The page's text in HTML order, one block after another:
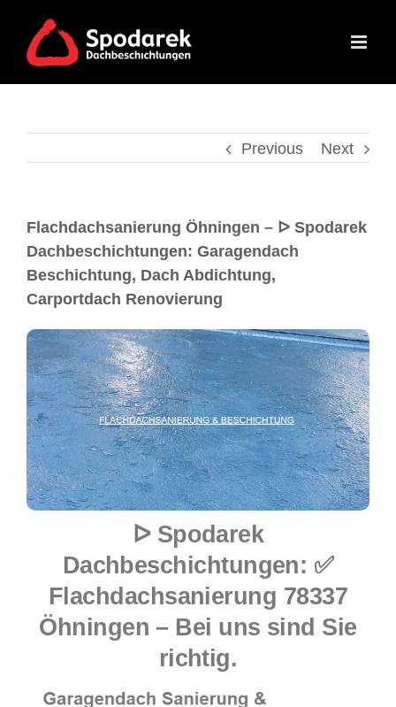
Previous Next
Flachdachsanierung Öhningen – ᐅ Spodarek
Dachbeschichtungen: Garagendach
Beschichtung, Dach Abdichtung,
Carportdach Renovierung
ᐅ Spodarek
Dachbeschichtungen: ✅
Flachdachsanierung 78337
Öhningen – Bei uns sind Sie
richtig.